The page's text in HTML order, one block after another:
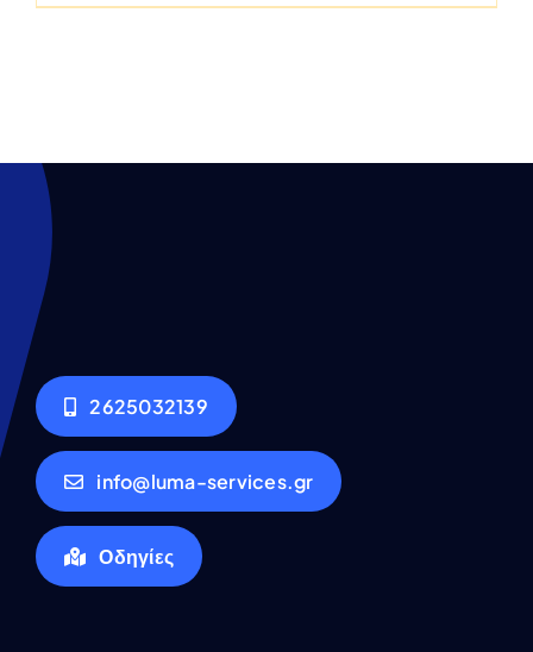
2625032139
info@luma-services.gr
Οδηγίες